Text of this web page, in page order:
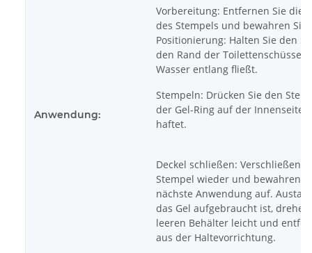
Anwendung:
Vorbereitung: Entfernen Sie die
des Stempels und bewahren Sie
Positionierung: Halten Sie den
den Rand der Toilettenschüssel,
Wasser entlang fließt.
Stempeln: Drücken Sie den
der Gel-Ring auf der Innenseite
haftet.
Deckel schließen: Verschließen
Stempel wieder und bewahren
nächste Anwendung auf.
das Gel aufgebraucht ist, drehen
leeren Behälter leicht und
aus der Haltevorrichtung.